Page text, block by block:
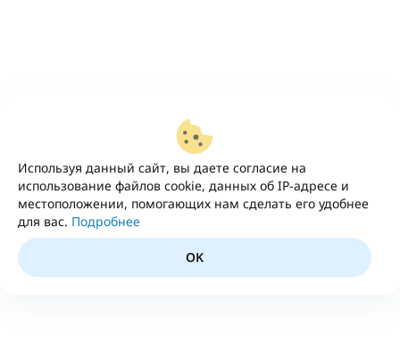
Используя данный сайт, вы даете согласие на
использование файлов cookie, данных об IP-адресе и
местоположении, помогающих нам сделать его удобнее
для вас. Подробнее
OK